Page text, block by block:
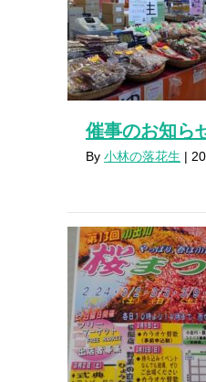
催事のお知ら
By 小林の落花生 |